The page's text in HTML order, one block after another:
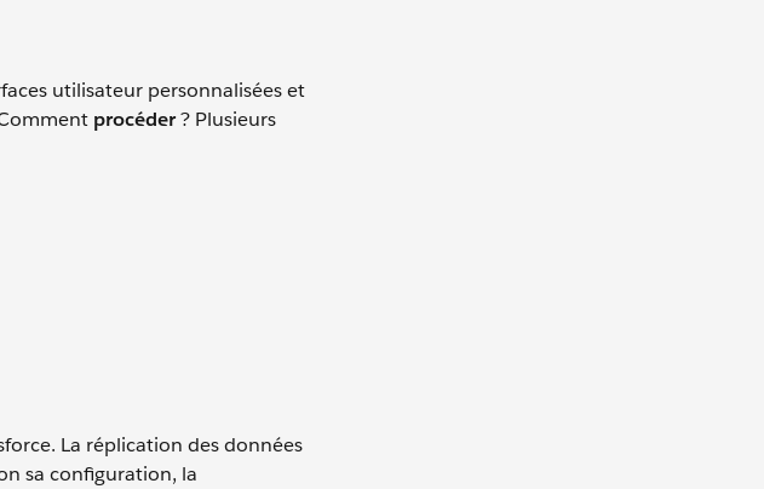
utilisateur personnalisées et
procéder? Plusieurs
La réplication des données
sa configuration, la